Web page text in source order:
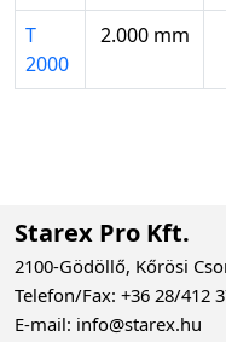
T
2000
2.000 mm
Starex Pro Kft.
2100-Gödöllő, Kőrösi
Telefon/Fax: +36 28/412
E-mail: info@starex.hu